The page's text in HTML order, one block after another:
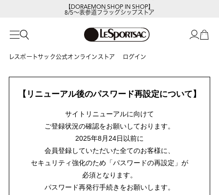
【DORAEMON SHOP IN SHOP】
8/5～表参道フラッグシップストア
レスポートサック公式オンラインストア ログイン
【リニューアル後のパスワード再設定について】
サイトリニューアルに向けて
ご登録状況の確認をお願いしております。
2025年8月24日以前に
会員登録していただいた全てのお客様に、
セキュリティ強化のため「パスワードの再設定」が
必須となります。
パスワード再発行手続きをお願いします。